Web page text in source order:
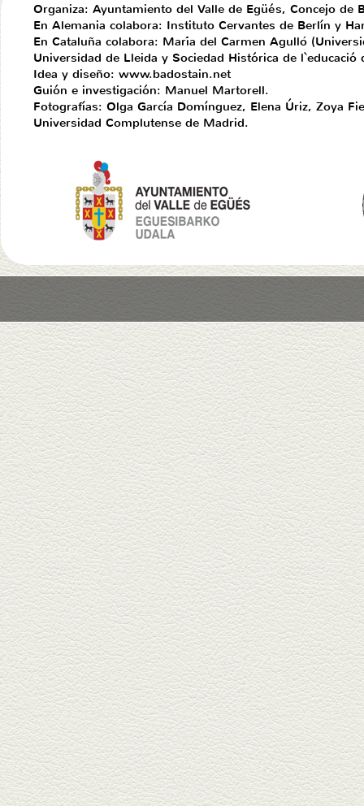
Organiza: Ayuntamiento del Valle de Egüés, Concejo de
En Alemania colabora: Instituto Cervantes de Berlín y
En Cataluña colabora: Maria del Carmen Agullo
Universidad de Lleida y Sociedad Histórica de l`educació
Idea y diseño: www.badostain.net
Guión e investigación: Manuel Martorell.
Fotografías: Olga García Domínguez, Elena Úriz, Zoya
Universidad Complutense de Madrid.